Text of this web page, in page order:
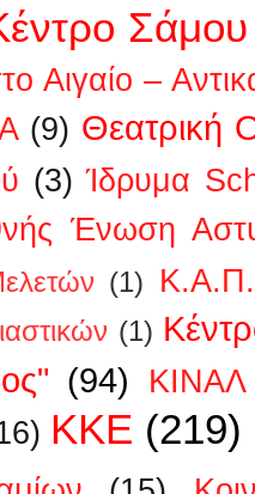
Σάμου
Αιγαίο –
(9) Θεατρική
(3) Ίδρυμα
Ένωση
(1)
(1)
(94)
ΚΙΝΑΛ
ΚΚΕ (219)